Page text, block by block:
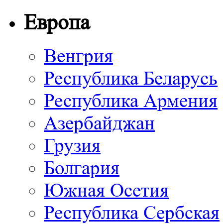
Европа
Венгрия
Республика Беларусь
Республика Армения
Азербайджан
Грузия
Болгария
Южная Осетия
Республика Сербская